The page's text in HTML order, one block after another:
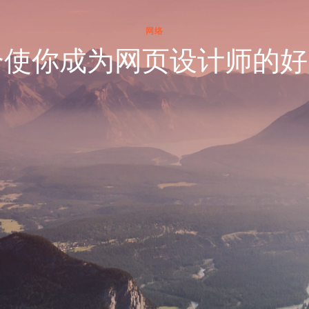
网络
你成为网页设计师的